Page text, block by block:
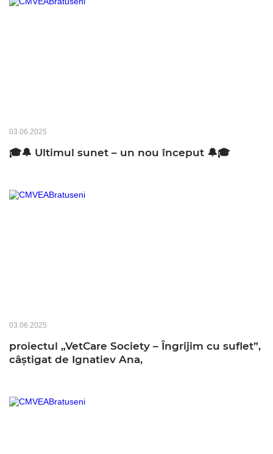
03.06.2025
🎓🔔 Ultimul sunet – un nou început 🔔🎓
03.06.2025
proiectul „VetCare Society – Îngrijim cu suflet”,
câștigat de Ignatiev Ana,